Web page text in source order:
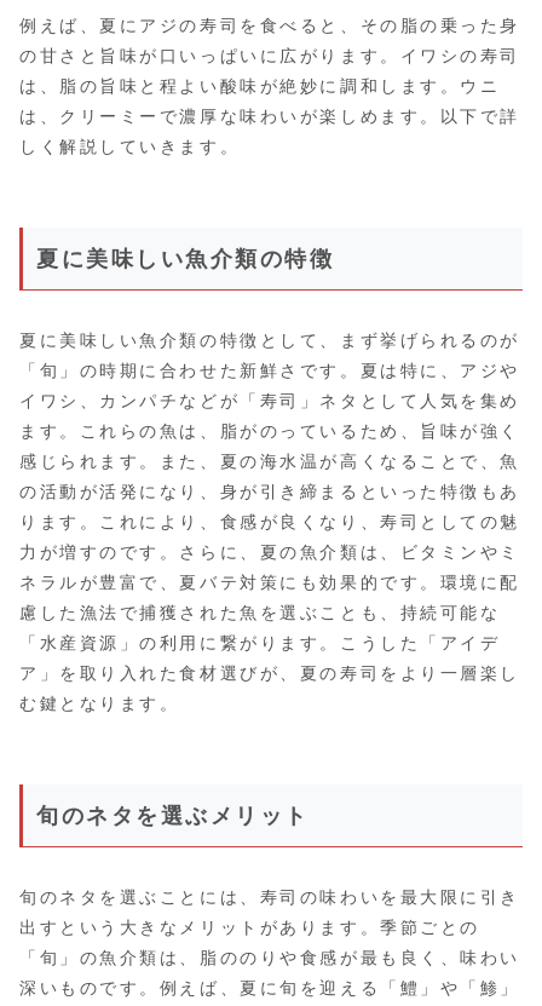
例えば、夏にアジの寿司を食べると、その脂の乗った身
の甘さと旨味が口いっぱいに広がります。イワシの寿司
は、脂の旨味と程よい酸味が絶妙に調和します。ウニ
は、クリーミーで濃厚な味わいが楽しめます。以下で詳
しく解説していきます。
夏に美味しい魚介類の特徴
夏に美味しい魚介類の特徴として、まず挙げられるのが
「旬」の時期に合わせた新鮮さです。夏は特に、アジや
イワシ、カンパチなどが「寿司」ネタとして人気を集め
ます。これらの魚は、脂がのっているため、旨味が強く
感じられます。また、夏の海水温が高くなることで、魚
の活動が活発になり、身が引き締まるといった特徴もあ
ります。これにより、食感が良くなり、寿司としての魅
力が増すのです。さらに、夏の魚介類は、ビタミンやミ
ネラルが豊富で、夏バテ対策にも効果的です。環境に配
慮した漁法で捕獲された魚を選ぶことも、持続可能な
「水産資源」の利用に繋がります。こうした「アイデ
ア」を取り入れた食材選びが、夏の寿司をより一層楽し
む鍵となります。
旬のネタを選ぶメリット
旬のネタを選ぶことには、寿司の味わいを最大限に引き
出すという大きなメリットがあります。季節ごとの
「旬」の魚介類は、脂ののりや食感が最も良く、味わい
深いものです。例えば、夏に旬を迎える「鱧」や「鯵」